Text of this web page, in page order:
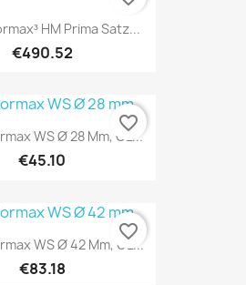
HM Prima Satz...
€490.52
WS Ø 28 Mm, GL...
€45.10
favorite_border
WS Ø 42 Mm, GL...
€83.18
favorite_border